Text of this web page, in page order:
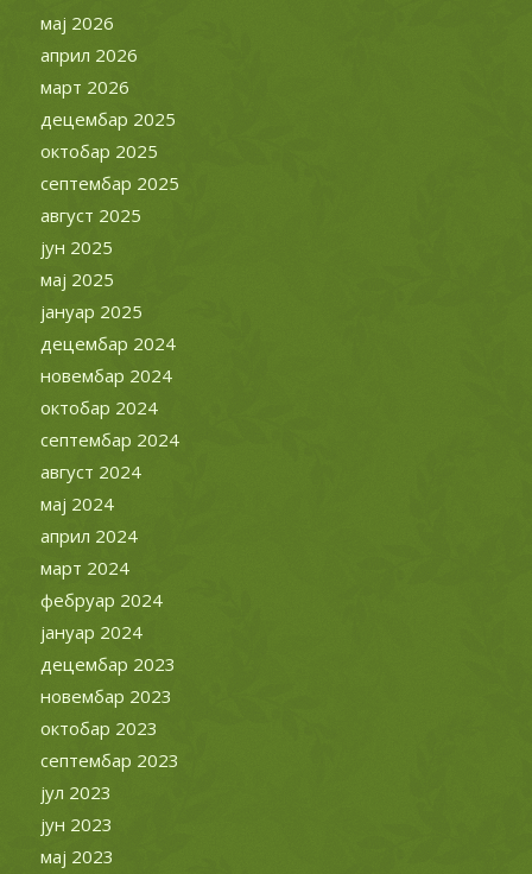
мај 2026
април 2026
март 2026
децембар 2025
октобар 2025
септембар 2025
август 2025
јун 2025
мај 2025
јануар 2025
децембар 2024
новембар 2024
октобар 2024
септембар 2024
август 2024
мај 2024
април 2024
март 2024
фебруар 2024
јануар 2024
децембар 2023
новембар 2023
октобар 2023
септембар 2023
јул 2023
јун 2023
мај 2023